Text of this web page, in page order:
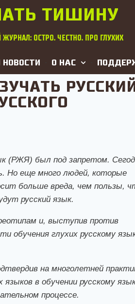
ТИШИНУ
ОСТРО. ЧЕСТНО. ПРО ГЛУХИХ
О НАС
РУССКИЙ
(РЖЯ) был под запретом.
Но еще много людей, которые
больше вреда, чем пользы,
русский язык.
и, выступив против
обучения глухих русскому
на многолетней
в обучении русскому
процессе.